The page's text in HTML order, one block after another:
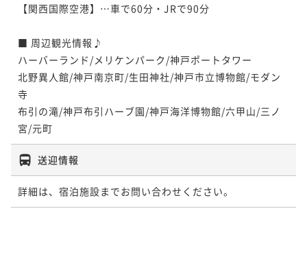
【関西国際空港】…車で60分・JRで90分
■ 周辺観光情報♪
ハーバーランド/メリケンパーク/神戸ポートタワー
北野異人館/神戸南京町/生田神社/神戸市立博物館/モダン
寺
布引の滝/神戸布引ハーブ園/神戸海洋博物館/六甲山/三ノ
宮/元町
送迎情報
詳細は、宿泊施設までお問い合わせください。